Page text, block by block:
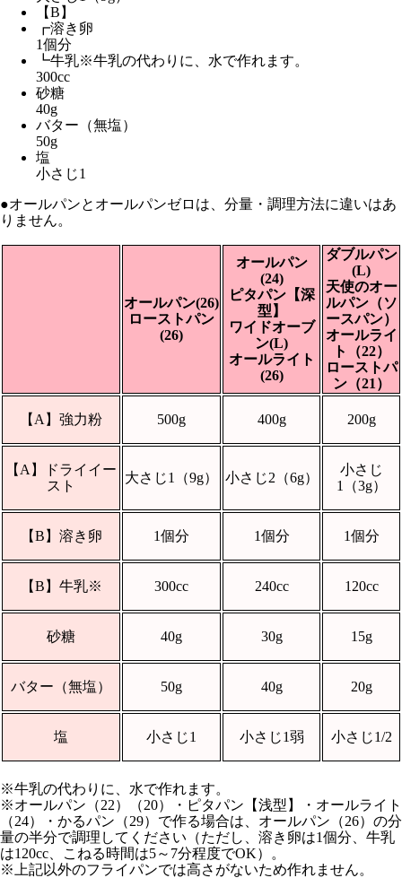
【B】
┏溶き卵
1個分
┗牛乳※牛乳の代わりに、水で作れます。
300cc
砂糖
40g
バター（無塩）
50g
塩
小さじ1
●オールパンとオールパンゼロは、分量・調理方法に違いはあ
りません。
オールパン(26)
ローストパン
(26)
オールパン
(24)
ピタパン【深
型】
ワイドオーブ
ン(L)
オールライト
(26)
ダブルパン
(L)
天使のオー
ルパン（ソ
ースパン）
オールライ
ト（22）
ローストパ
ン（21）
【A】強力粉 500g 400g 200g
【A】ドライイー
スト
大さじ1（9g） 小さじ2（6g）
小さじ
1（3g）
【B】溶き卵 1個分 1個分 1個分
【B】牛乳※ 300cc 240cc 120cc
砂糖 40g 30g 15g
バター（無塩） 50g 40g 20g
塩 小さじ1 小さじ1弱 小さじ1/2
※牛乳の代わりに、水で作れます。
※オールパン（22）（20）・ピタパン【浅型】・オールライト
（24）・かるパン（29）で作る場合は、オールパン（26）の分
量の半分で調理してください（ただし、溶き卵は1個分、牛乳
は120cc、こねる時間は5～7分程度でOK）。
※上記以外のフライパンでは高さがないため作れません。